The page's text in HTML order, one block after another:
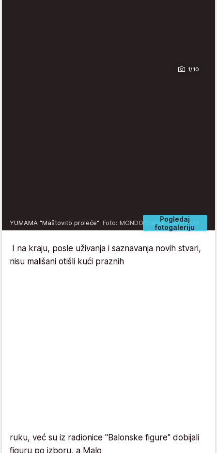
1/10
Pogledaj
fotogaleriju
YUMAMA "Maštovito proleće" Foto: MONDO/Stefan Stojanović
I na kraju, posle uživanja i saznavanja novih stvari,
nisu mališani otišli kući praznih
ruku, već su iz radionice "Balonske figure" dobijali
figuru po izboru, a Malo